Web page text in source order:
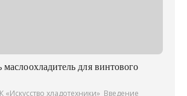
маслоохладитель для винтового
хладотехники» Введение